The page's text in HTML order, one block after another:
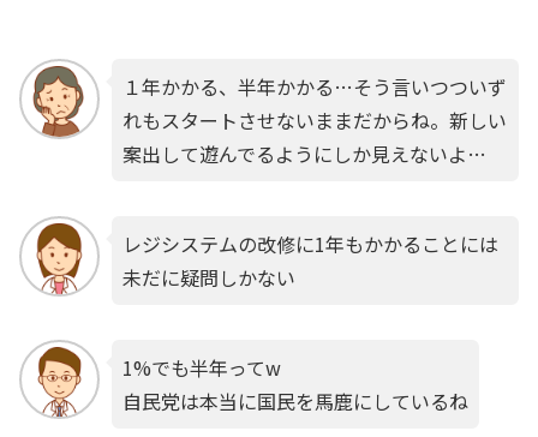
１年かかる、半年かかる…そう言いつついず
れもスタートさせないままだからね。新しい
案出して遊んでるようにしか見えないよ…
レジシステムの改修に1年もかかることには
未だに疑問しかない
1%でも半年ってw
自民党は本当に国民を馬鹿にしているね